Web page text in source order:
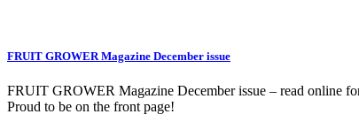
FRUIT GROWER Magazine December issue
FRUIT GROWER Magazine December issue – read online
Proud to be on the front page!